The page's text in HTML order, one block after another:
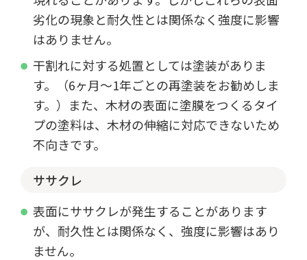
劣化の現象と耐久性とは関係なく強度に影響
はありません。
干割れに対する処置としては塗装がありま
す。（6ヶ月～1年ごとの再塗装をお勧めしま
す。）また、木材の表面に塗膜をつくるタイ
プの塗料は、木材の伸縮に対応できないため
不向きです。
ササクレ
表面にササクレが発生することがあります
が、耐久性とは関係なく、強度に影響はあり
ません。